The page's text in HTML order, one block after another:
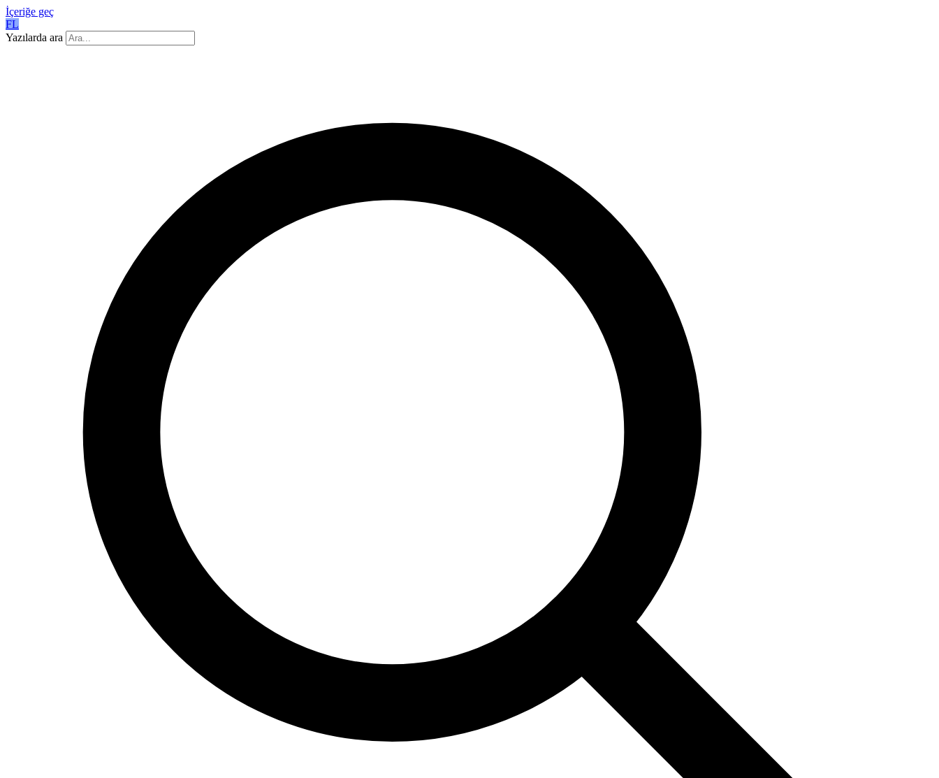
İçeriğe geç
FL
Yazılarda ara